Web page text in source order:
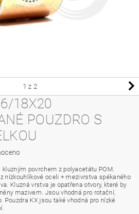
1 z 2
18X20
POUZDRO S
povrchem z polyacetátu POM.
nízkouhlíkové oceli + mezivrstva spékaného
Kluzná vrstva je opatřena otvory, které by
mazivem. Jsou vhodná pro rotační,
Pouzdra KX jsou také vhodná pro nízké